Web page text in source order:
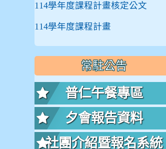
114學年度課程計畫核定公文
114學年度課程計畫
常駐公告
普仁午餐專區
夕會報告資料
社團介紹暨報名系統